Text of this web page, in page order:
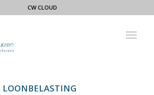
CW CLOUD
LOONBELASTING